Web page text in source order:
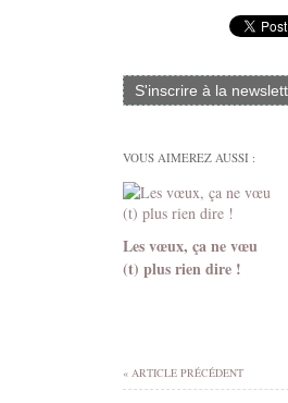
S'inscrire à la
VOUS AIMEREZ AUSSI :
Les vœux, ça ne vœu
(t) plus rien dire !
« ARTICLE PRÉCÉDENT